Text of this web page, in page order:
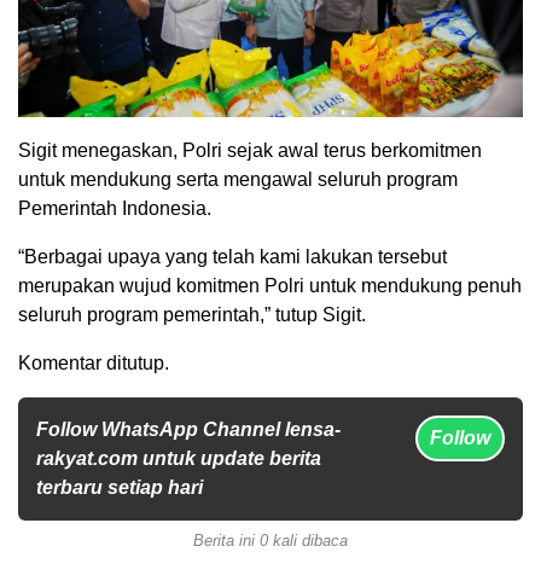
Sigit menegaskan, Polri sejak awal terus berkomitmen
untuk mendukung serta mengawal seluruh program
Pemerintah Indonesia.
“Berbagai upaya yang telah kami lakukan tersebut
merupakan wujud komitmen Polri untuk mendukung penuh
seluruh program pemerintah,” tutup Sigit.
Komentar ditutup.
Follow WhatsApp Channel lensa-
rakyat.com untuk update berita
terbaru setiap hari
Follow
Berita ini 0 kali dibaca